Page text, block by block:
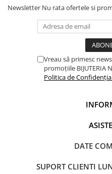
Newsletter Nu rata ofertele si
Vreau să primesc
promoțiile BIJUTERIA
Politica de
DATE
SUPORT CLIENTI